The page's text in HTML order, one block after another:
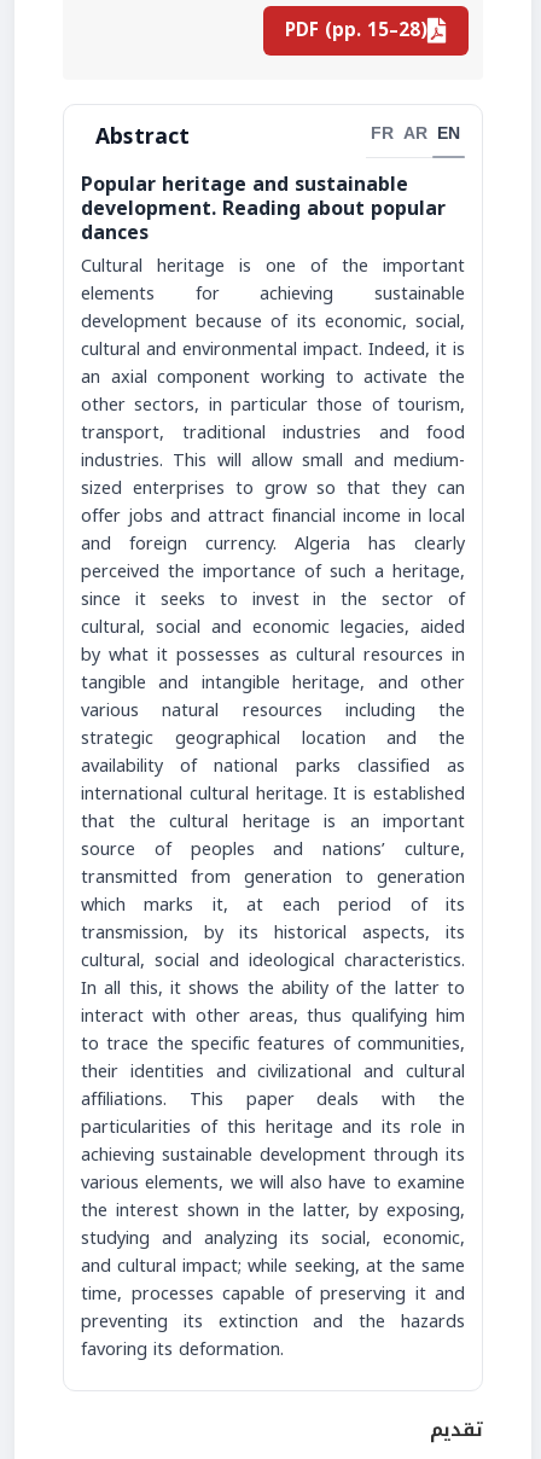
PDF (pp. 15–28)
Abstract FR AR EN
Popular heritage and sustainable
development. Reading about popular
dances
Cultural heritage is one of the important
elements for achieving sustainable
development because of its economic, social,
cultural and environmental impact. Indeed, it is
an axial component working to activate the
other sectors, in particular those of tourism,
transport, traditional industries and food
industries. This will allow small and medium-
sized enterprises to grow so that they can
offer jobs and attract financial income in local
and foreign currency. Algeria has clearly
perceived the importance of such a heritage,
since it seeks to invest in the sector of
cultural, social and economic legacies, aided
by what it possesses as cultural resources in
tangible and intangible heritage, and other
various natural resources including the
strategic geographical location and the
availability of national parks classified as
international cultural heritage. It is established
that the cultural heritage is an important
source of peoples and nations’ culture,
transmitted from generation to generation
which marks it, at each period of its
transmission, by its historical aspects, its
cultural, social and ideological characteristics.
In all this, it shows the ability of the latter to
interact with other areas, thus qualifying him
to trace the specific features of communities,
their identities and civilizational and cultural
affiliations. This paper deals with the
particularities of this heritage and its role in
achieving sustainable development through its
various elements, we will also have to examine
the interest shown in the latter, by exposing,
studying and analyzing its social, economic,
and cultural impact; while seeking, at the same
time, processes capable of preserving it and
preventing its extinction and the hazards
favoring its deformation.
تقديم